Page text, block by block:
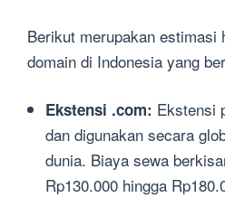
Berikut merupakan estimasi
domain di Indonesia yang
Ekstensi .com: Ekstensi
dan digunakan secara
dunia. Biaya sewa
Rp130.000 hingga